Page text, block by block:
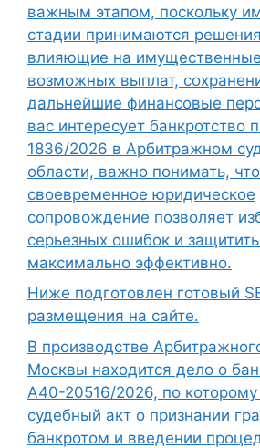
важным этапом, поскольку
стадии принимаются
влияющие на
возможных выплат,
дальнейшие финансовые
вас интересует
1836/2026 в Арбитражном
области, важно понимать, что
своевременное юридическое
сопровождение позволяет
серьезных ошибок и
максимально эффективно.
Ниже подготовлен готовый
размещения на сайте.
В производстве
Москвы находится дело о
А40-20516/2026, по
судебный акт о признании
банкротом и введении